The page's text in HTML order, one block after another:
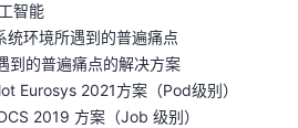
智能
环境所遇到的普遍痛点
到的普遍痛点的解决方案
2021方案（Pod级别）
2019 方案（Job 级别）